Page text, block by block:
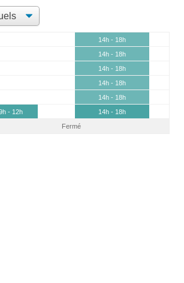
14h - 18h
14h - 18h
14h - 18h
14h - 18h
14h - 18h
- 12h
14h - 18h
Fermé